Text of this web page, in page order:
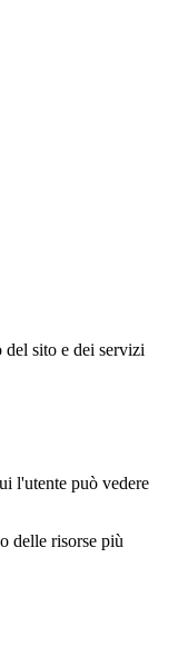
sito e dei servizi
l'utente può vedere
delle risorse più